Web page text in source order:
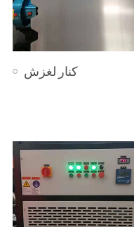
دستگاه کنترل دوردست